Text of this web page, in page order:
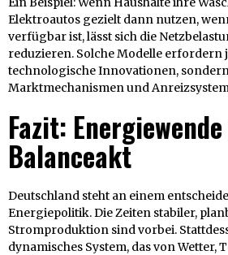
Elektroautos gezielt dann nutzen,
verfügbar ist, lässt sich die
reduzieren. Solche Modelle erfordern
technologische Innovationen,
Marktmechanismen und
Fazit:
Balanceakt
Deutschland steht an einem
Energiepolitik. Die Zeiten stabiler,
Stromproduktion sind vorbei.
dynamisches System, das von Wetter,